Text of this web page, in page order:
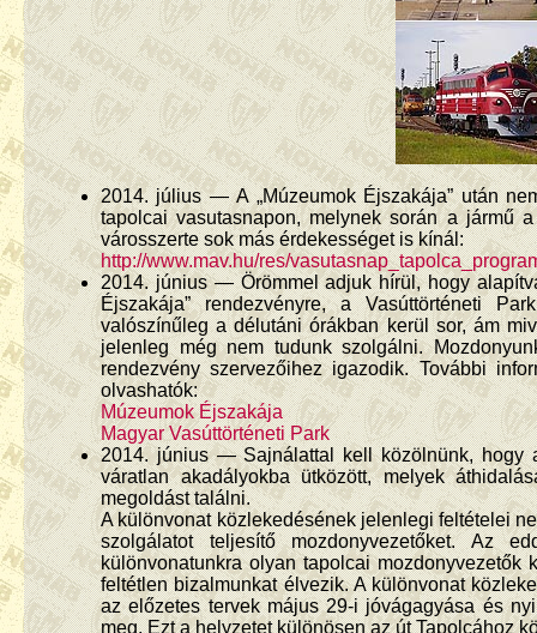
2014. július — A „Múzeumok Éjszakája” után
tapolcai vasutasnapon, melynek során a jármű
városszerte sok más érdekességet is kínál:
http://www.mav.hu/res/
2014. június — Örömmel adjuk hírül, hogy
Éjszakája” rendezvényre, a Vasúttörténeti
valószínűleg a délutáni órákban kerül sor, ám
jelenleg még nem tudunk szolgálni.
rendezvény szervezőihez igazodik. További
olvashatók:
Múzeumok Éjszakája
Magyar Vasúttörténeti Park
2014. június — Sajnálattal kell közölnünk, hogy
váratlan akadályokba ütközött, melyek
megoldást találni.
A különvonat közlekedésének jelenlegi feltételei
szolgálatot teljesítő mozdonyvezetőket. Az
különvonatunkra olyan tapolcai
feltétlen bizalmunkat élvezik. A különvonat
az előzetes tervek május 29-i jóvágagyása és
meg. Ezt a helyzetet különösen az út Tapolcához